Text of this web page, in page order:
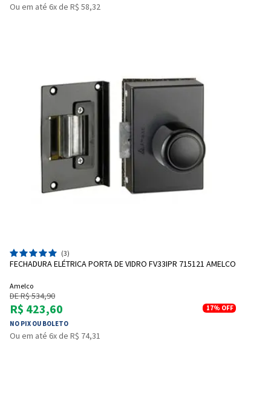
Ou em até 6x de R$ 58,32
(3)
FECHADURA ELÉTRICA PORTA DE VIDRO FV33IPR 715121 AMELCO
Amelco
DE R$ 534,90
R$ 423,60
NO PIX OU BOLETO
17% OFF
Ou em até 6x de R$ 74,31